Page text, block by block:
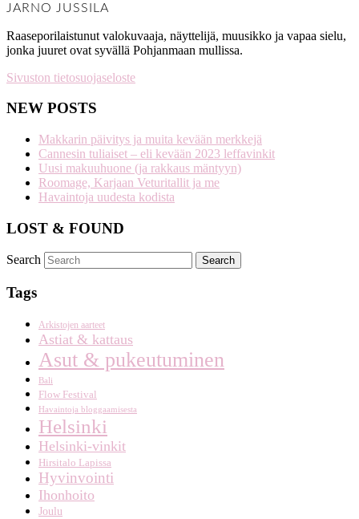
JARNO JUSSILA
Raaseporilaistunut valokuvaaja, näyttelijä, muusikko ja vapaa sielu,
jonka juuret ovat syvällä Pohjanmaan mullissa.
Sivuston tietosuojaseloste
NEW POSTS
Makkarin päivitys ja muita kevään merkkejä
Cannesin tuliaiset – eli kevään 2023 leffavinkit
Uusi makuuhuone (ja rakkaus mäntyyn)
Roomage, Karjaan Veturitallit ja me
Havaintoja uudesta kodista
LOST & FOUND
Search
Tags
Arkistojen aarteet
Astiat & kattaus
Asut & pukeutuminen
Bali
Flow Festival
Havaintoja bloggaamisesta
Helsinki
Helsinki-vinkit
Hirsitalo Lapissa
Hyvinvointi
Ihonhoito
Joulu